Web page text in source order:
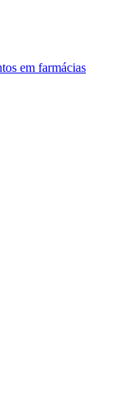
em farmácias